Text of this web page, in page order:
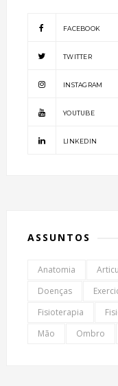
FACEBOOK
TWITTER
INSTAGRAM
YOUTUBE
LINKEDIN
ASSUNTOS
Anatomia
Doenças
Fisioterapia
Mão
Ombro